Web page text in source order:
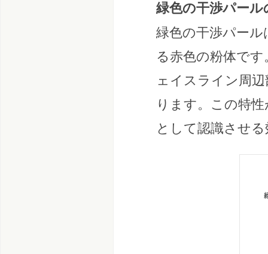
緑色の干渉パール
緑色の干渉パー
る赤色の粉体で
ェイスライン周
ります。この特
として認識させ